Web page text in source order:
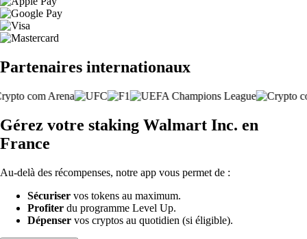
Partenaires internationaux
Gérez votre staking Walmart Inc. en
France
Au-delà des récompenses, notre app vous permet de :
Sécuriser vos tokens au maximum.
Profiter du programme Level Up.
Dépenser vos cryptos au quotidien (si éligible).